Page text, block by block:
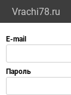
Vrachi78.ru